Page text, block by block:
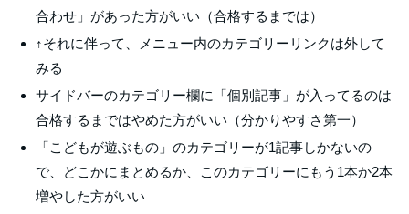
合わせ」があった方がいい（合格するまでは）
↑それに伴って、メニュー内のカテゴリーリンクは外して
みる
サイドバーのカテゴリー欄に「個別記事」が入ってるのは
合格するまではやめた方がいい（分かりやすさ第一）
「こどもが遊ぶもの」のカテゴリーが1記事しかないの
で、どこかにまとめるか、このカテゴリーにもう1本か2本
増やした方がいい